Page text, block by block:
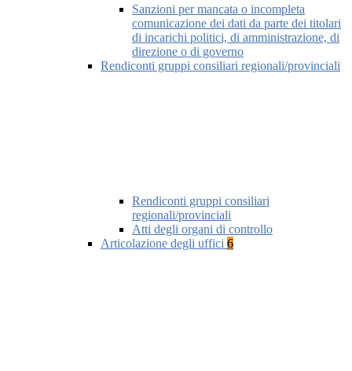
Sanzioni per mancata o incompleta
comunicazione dei dati da parte dei titolari
di incarichi politici, di amministrazione, di
direzione o di governo
Rendiconti gruppi consiliari regionali/provinciali
Rendiconti gruppi consiliari
regionali/provinciali
Atti degli organi di controllo
Articolazione degli uffici 6